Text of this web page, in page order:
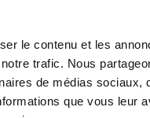
le contenu et les
trafic. Nous
de médias sociaux,
que vous leur
法律申明 个人信息